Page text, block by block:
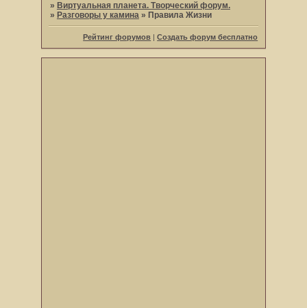
» Виртуальная планета. Творческий форум.
» Разговоры у камина » Правила Жизни
Рейтинг форумов |Создать форум бесплатно